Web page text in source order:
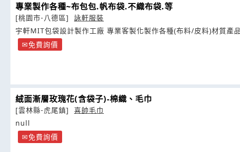
專業製作各種~布包包.帆布袋.不織布袋.等
[桃園市-八德區]
詠軒服裝
宇軒MIT包袋設計製作工廠 專業客製化製作各種(布料/皮料)材質產品
免費詢價
絨面漸層玫瑰花(含袋子)-棉織、毛巾
[雲林縣-虎尾鎮]
喜帥毛巾
null
免費詢價